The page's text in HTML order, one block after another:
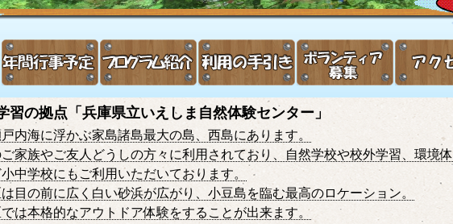
習の拠点「兵庫県立いえしま自然体験センター」
内海に浮かぶ家島諸島最大の島、西島にあります。
家族やご友人どうしの方々に利用されており、自然学校や校外学習、環境体
中学校にもご利用いただいております。
目の前に広く白い砂浜が広がり、小豆島を臨む最高のロケーション。
は本格的なアウトドア体験をすることが出来ます。